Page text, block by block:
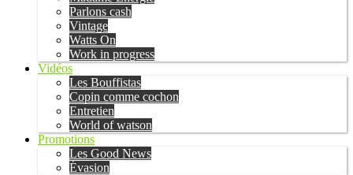
Parlons cash
Vintage
Watts On
Work in progress
Vidéos
Les Bouffistas
Copin comme cochon
Entretien
World of watson
Promotions
Les Good News
Évasion